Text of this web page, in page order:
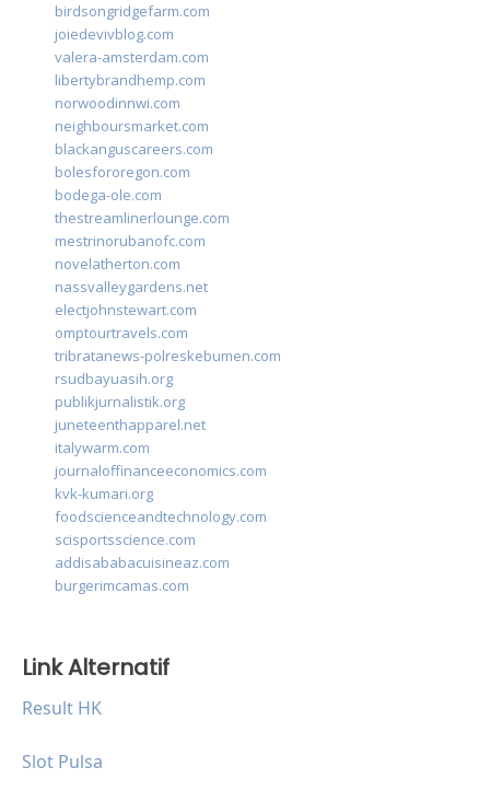
birdsongridgefarm.com
joiedevivblog.com
valera-amsterdam.com
libertybrandhemp.com
norwoodinnwi.com
neighboursmarket.com
blackanguscareers.com
bolesfororegon.com
bodega-ole.com
thestreamlinerlounge.com
mestrinorubanofc.com
novelatherton.com
nassvalleygardens.net
electjohnstewart.com
omptourtravels.com
tribratanews-polreskebumen.com
rsudbayuasih.org
publikjurnalistik.org
juneteenthapparel.net
italywarm.com
journaloffinanceeconomics.com
kvk-kumari.org
foodscienceandtechnology.com
scisportsscience.com
addisababacuisineaz.com
burgerimcamas.com
Link Alternatif
Result HK
Slot Pulsa